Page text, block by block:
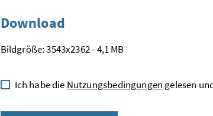
Download
Bildgröße: 3543x2362 - 4,1 MB
Ich habe die Nutzungsbedingungen gelesen